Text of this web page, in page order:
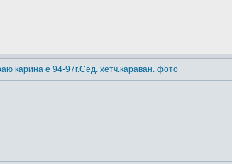
карина е 94-97г.Сед. хетч.караван. фото